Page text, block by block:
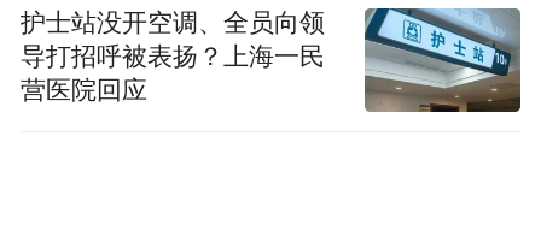
护士站没开空调、全员向领
导打招呼被表扬？上海一民
营医院回应